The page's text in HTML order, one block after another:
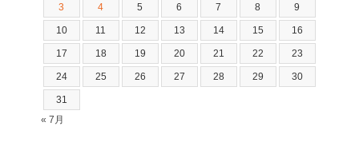
3 4 5 6 7 8 9
10 11 12 13 14 15 16
17 18 19 20 21 22 23
24 25 26 27 28 29 30
31
« 7月